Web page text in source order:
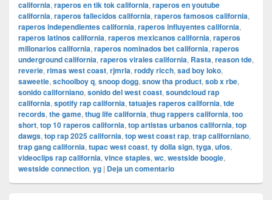
california, raperos en tik tok california, raperos en youtube
california, raperos fallecidos california, raperos famosos california,
raperos independientes california, raperos influyentes california,
raperos latinos california, raperos mexicanos california, raperos
millonarios california, raperos nominados bet california, raperos
underground california, raperos virales california, Rasta, reason tde,
reverie, rimas west coast, rjmrla, roddy ricch, sad boy loko,
saweetie, schoolboy q, snoop dogg, snow tha product, sob x rbe,
sonido californiano, sonido del west coast, soundcloud rap
california, spotify rap california, tatuajes raperos california, tde
records, the game, thug life california, thug rappers california, too
short, top 10 raperos california, top artistas urbanos california, top
dawgs, top rap 2025 california, top west coast rap, trap californiano,
trap gang california, tupac west coast, ty dolla sign, tyga, ufos,
videoclips rap california, vince staples, wc, westside boogie,
westside connection, yg | Deja un comentario